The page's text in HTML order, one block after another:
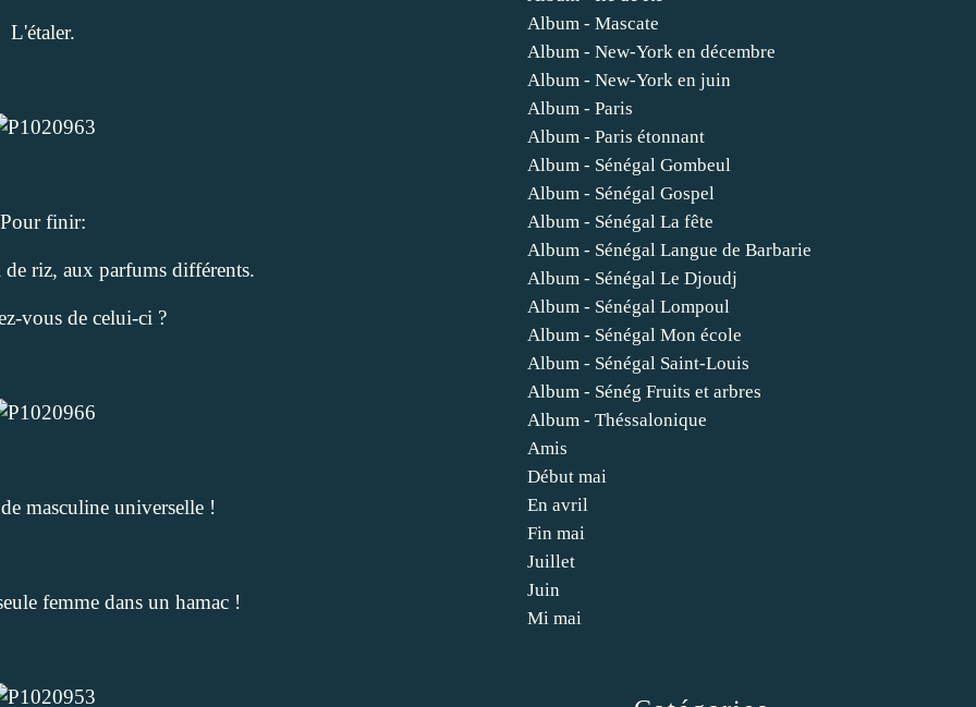
L'étaler.
Pour finir:
riz, aux parfums différents.
vous de celui-ci ?
masculine universelle !
femme dans un hamac !
Album - Mascate
Album - New-York en décembre
Album - New-York en juin
Album - Paris
Album - Paris étonnant
Album - Sénégal Gombeul
Album - Sénégal Gospel
Album - Sénégal La fête
Album - Sénégal Langue de Barbarie
Album - Sénégal Le Djoudj
Album - Sénégal Lompoul
Album - Sénégal Mon école
Album - Sénégal Saint-Louis
Album - Sénég Fruits et arbres
Album - Théssalonique
Amis
Début mai
En avril
Fin mai
Juillet
Juin
Mi mai